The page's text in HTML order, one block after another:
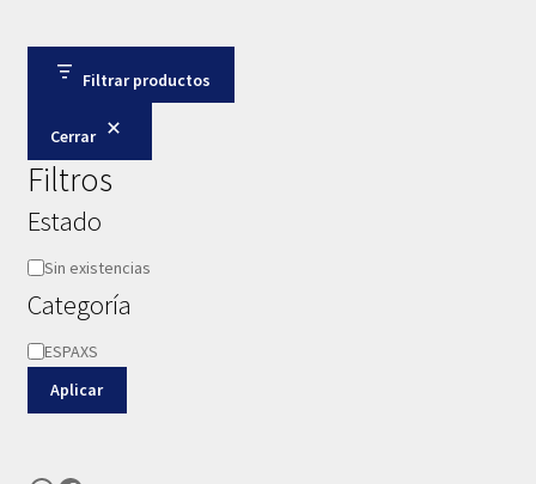
Filtrar productos
Cerrar
Filtros
Estado
Disponibilidad
Sin existencias
Categoría
Categoría
ESPAXS
Aplicar